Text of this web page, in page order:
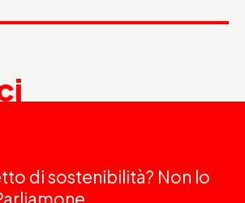
di sostenibilità? Non lo